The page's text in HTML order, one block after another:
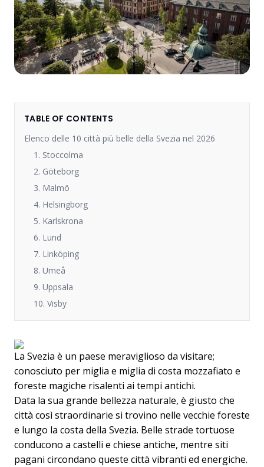
TABLE OF CONTENTS
Elenco delle 10 città più belle della Svezia nel 2026
1. Stoccolma
2. Göteborg
3. Malmö
4. Helsingborg
5. Karlskrona
6. Lund
7. Linköping
8. Umeå
9. Uppsala
10. Visby
La Svezia è un paese meraviglioso da visitare;
conosciuto per miglia e miglia di costa mozzafiato e
foreste magiche risalenti ai tempi antichi.
Data la sua grande bellezza naturale, è giusto che
città così straordinarie si trovino nelle vecchie foreste
e lungo la costa della Svezia. Belle strade tortuose
conducono a castelli e chiese antiche, mentre siti
pagani circondano queste città vibranti ed energiche.